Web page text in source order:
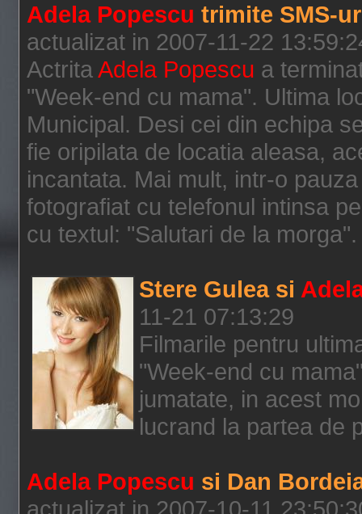
Adela Popescu trimite SMS-
actualizat in 2007-11-22
ActritaAdela Popescu a
"Week-end cu mama". Ultima
Municipal. Desi cei din echipa
fie oripilata de locatia aleasa,
incantata. Mai mult, intr-o
fotografiat cu telefonul intinsa
cu textul: "Salutari de la
Stere Gulea si
11-21 07:13:29
Filmarile pentru
"Week-end cu
jumatate, in acest
lucrand la partea de
Adela Popescu si Dan